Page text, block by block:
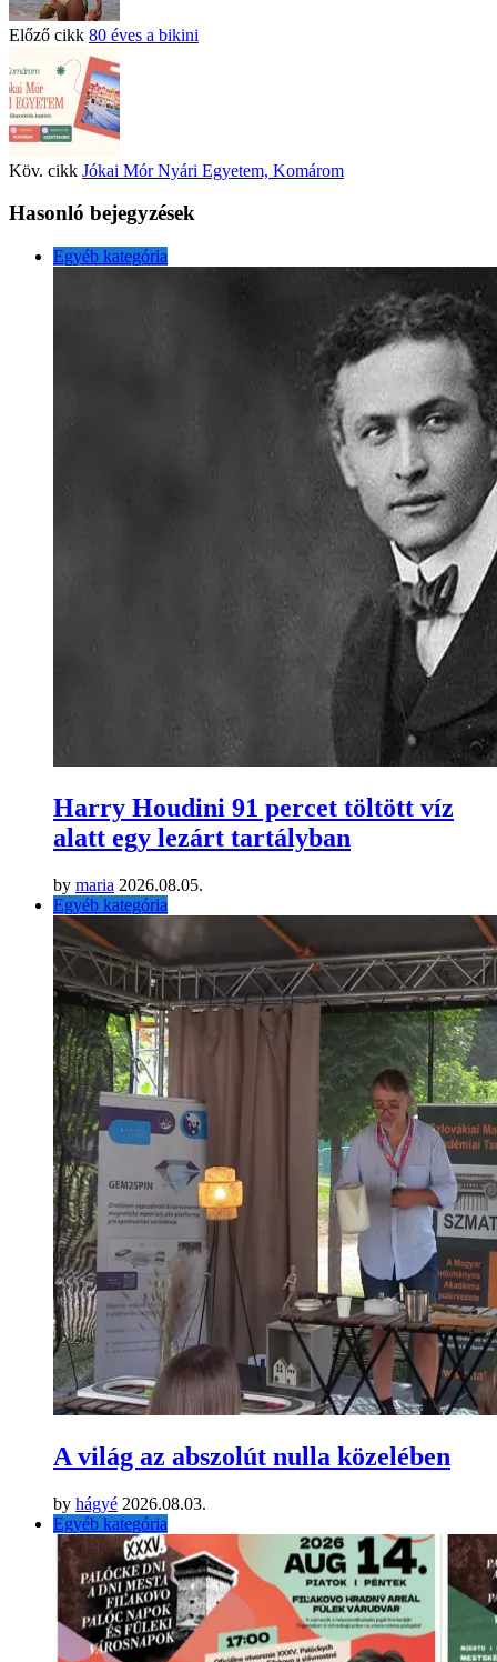
Előző cikk 80 éves a bikini
Köv. cikk Jókai Mór Nyári Egyetem, Komárom
Hasonló bejegyzések
Egyéb kategória
Harry Houdini 91 percet töltött víz
alatt egy lezárt tartályban
by maria 2026.08.05.
Egyéb kategória
A világ az abszolút nulla közelében
by hágyé 2026.08.03.
Egyéb kategória